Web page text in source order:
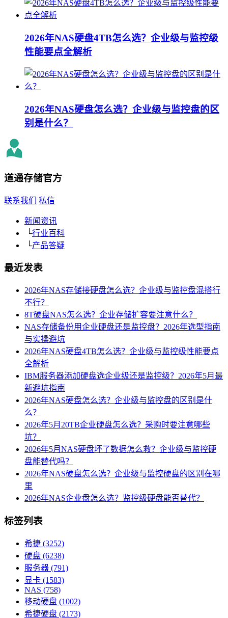
2026年NAS硬盘4TB怎么选？企业级与监控级
性能要点全解析
2026年NAS硬盘怎么选？企业级与监控盘的区
别是什么？
道通存储官方
联系我们 私信
新闻资讯
└行业百科
└产品答疑
最近发表
2026年NAS存储接硬盘怎么选？企业级与监控盘混搭行
不行？
8T硬盘NAS怎么选？企业存储扩容要注意什么？
NAS存储备份用企业硬盘还是监控盘？2026年选型指南
与实操避坑
2026年NAS硬盘4TB怎么选？企业级与监控级性能要点
全解析
IBM服务器添加硬盘选企业级还是监控级？2026年5月最
新避坑指南
2026年NAS硬盘怎么选？企业级与监控盘的区别是什
么？
2026年5月20TB企业硬盘怎么选？采购时要注意哪些
坑？
2026年5月NAS硬盘坏了数据怎么救？企业级与监控硬
盘能替代吗？
2026年NAS硬盘怎么选？企业级与监控硬盘的区别在哪
里
2026年NAS企业盘怎么选？监控级硬盘能否替代？
标签列表
希捷 (3252)
硬盘 (6238)
服务器 (791)
显卡 (1583)
NAS (758)
移动硬盘 (1002)
希捷硬盘 (2173)